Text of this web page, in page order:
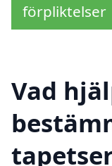
förpliktelser
Vad